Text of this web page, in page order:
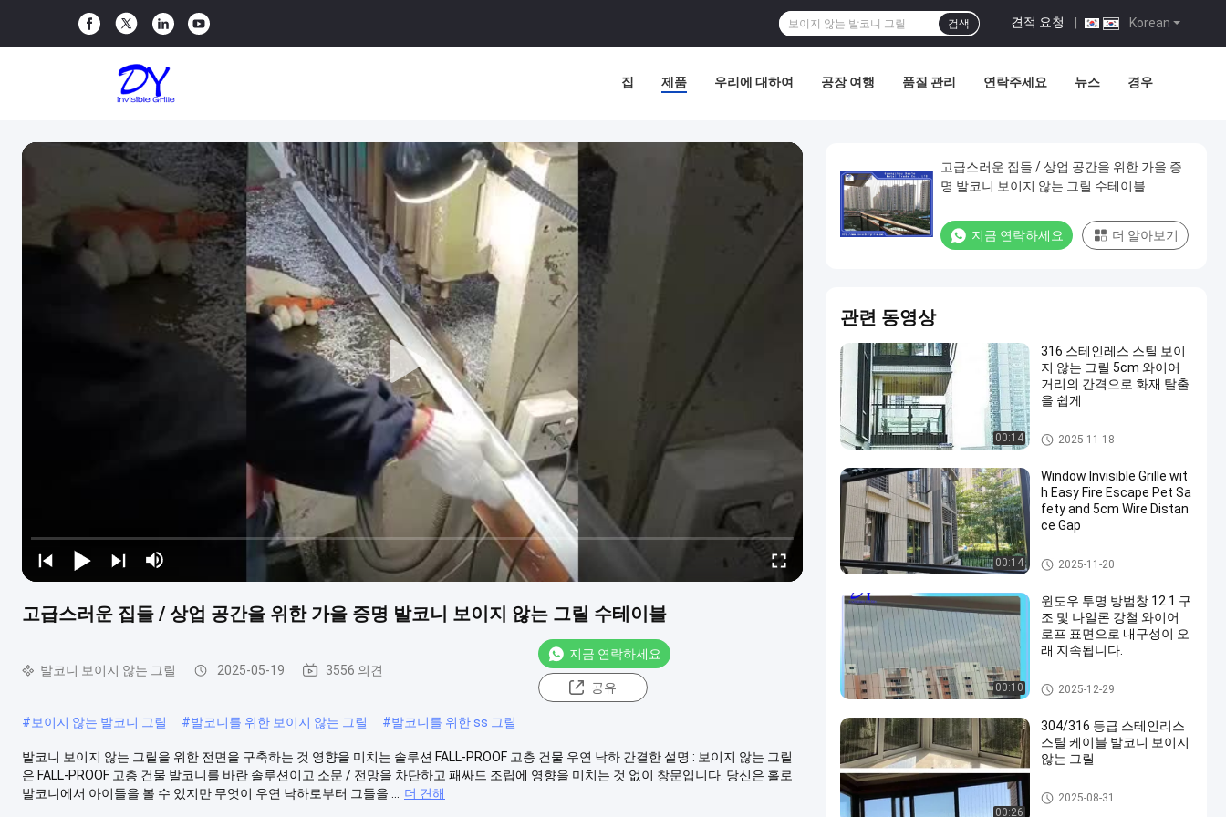
Korean
견적 요청
검색
집 제품 우리에 대하여 공장 여행 품질 관리 연락주세요 뉴스 경우
고급스러운 집들 / 상업 공간을 위한 가을 증명 발코니 보이지 않는 그릴 수테이블
발코니 보이지 않는 그릴 2025-05-19 3556 의견
지금 연락하세요
공유
#보이지 않는 발코니 그릴 #발코니를 위한 보이지 않는 그릴 #발코니를 위한 ss 그릴
발코니 보이지 않는 그릴을 위한 전면을 구축하는 것 영향을 미치는 솔루션 FALL-PROOF 고층 건물 우연 낙하 간결한 설명 : 보이지 않는 그릴
은 FALL-PROOF 고층 건물 발코니를 바란 솔루션이고 소문 / 전망을 차단하고 패싸드 조립에 영향을 미치는 것 없이 창문입니다. 당신은 홀로
발코니에서 아이들을 볼 수 있지만 무엇이 우연 낙하로부터 그들을 ...
더 견해
고급스러운 집들 / 상업 공간을 위한 가을 증
명 발코니 보이지 않는 그릴 수테이블
지금 연락하세요 더 알아보기
관련 동영상
00:14
316 스테인레스 스틸 보이
지 않는 그릴 5cm 와이어
거리의 간격으로 화재 탈출
을 쉽게
발코니 보이지 않는 그릴
2025-11-18
00:14
Window Invisible Grille wit
h Easy Fire Escape Pet Sa
fety and 5cm Wire Distan
ce Gap
윈도우 보이지 않는 그릴
2025-11-20
00:10
윈도우 투명 방범창 12 1 구
조 및 나일론 강철 와이어
로프 표면으로 내구성이 오
래 지속됩니다.
윈도우 보이지 않는 그릴
2025-12-29
00:26
304/316 등급 스테인리스
스틸 케이블 발코니 보이지
않는 그릴
발코니 보이지 않는 그릴
2025-08-31